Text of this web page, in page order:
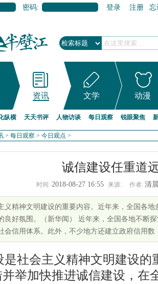
密码: 登录 注册 忘
资讯 文学 动漫
纵横 天天书评 人物访谈 每日观察 锐眼聚焦
> 每日观察 > 今日观点 >
诚信建设任重道
时间: 2018-08-27 16:55 来源: 作者: 清
义精神文明建设的重要内容。近年来，全国各
良好氛围。（新华闻） 近年来，全国各地不断
会信用体系。此外，不少地方还建立政府信用数
是社会主义精神文明建设的
并举加快推进诚信建设，在